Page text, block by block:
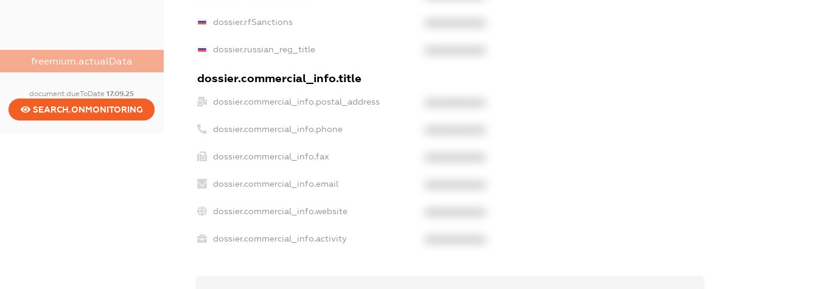
freemium.actualData
document.dueToDate17.09.25
SEARCH.ONMONITORING
dossier.rfSanctions
dossier.russian_reg_title
dossier.commercial_info.title
dossier.commercial_info.postal_address
dossier.commercial_info.phone
dossier.commercial_info.fax
dossier.commercial_info.email
dossier.commercial_info.website
dossier.commercial_info.activity